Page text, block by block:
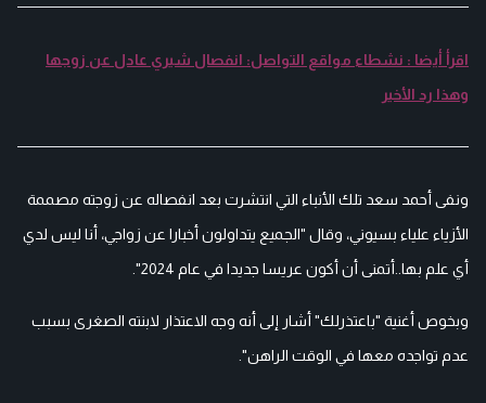
اقرأ أيضا : نشطاء مواقع التواصل: انفصال شيري عادل عن زوجها
وهذا رد الأخير
ونفى أحمد سعد تلك الأنباء التي انتشرت بعد انفصاله عن زوجته مصممة
الأزياء علياء بسيوني، وقال "الجميع يتداولون أخبارا عن زواجي، أنا ليس لدي
أي علم بها..أتمنى أن أكون عريسا جديدا في عام 2024".
وبخوص أغنية "باعتذرلك" أشار إلى أنه وجه الاعتذار لابنته الصغرى بسبب
عدم تواجده معها في الوقت الراهن".